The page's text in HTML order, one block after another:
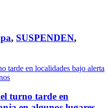
, SUSPENDEN,
turno tarde en